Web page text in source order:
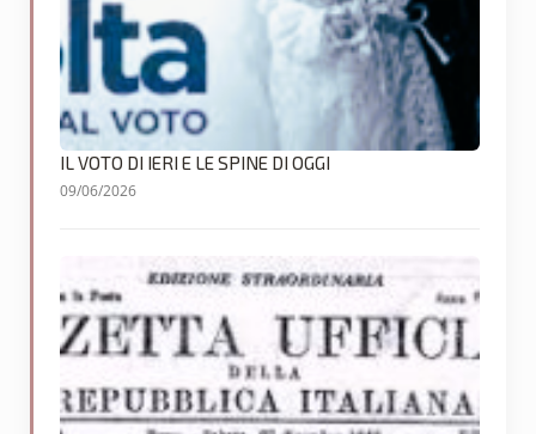
IL VOTO DI IERI E LE SPINE DI OGGI
09/06/2026